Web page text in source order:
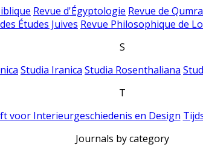
Revue d'Égyptologie Revue de
Études Juives Revue Philosophique de
S
Studia Iranica Studia Rosenthaliana
T
voor Interieurgeschiedenis en Design
Journals by category